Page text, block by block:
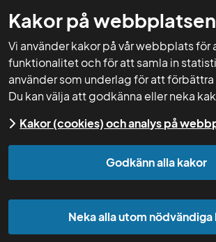
Kakor på webbplatsen
Vi använder kakor på vår webbplats för
funktionalitet och för att samla in
använder som underlag för att
Du kan välja att godkänna eller neka
Kakor (cookies) och analys på
Godkänn alla kakor
Neka alla utom nödvändiga
Start Kurser
tillämpningen av IPM?
Hur kontrolleras
tillämpningen